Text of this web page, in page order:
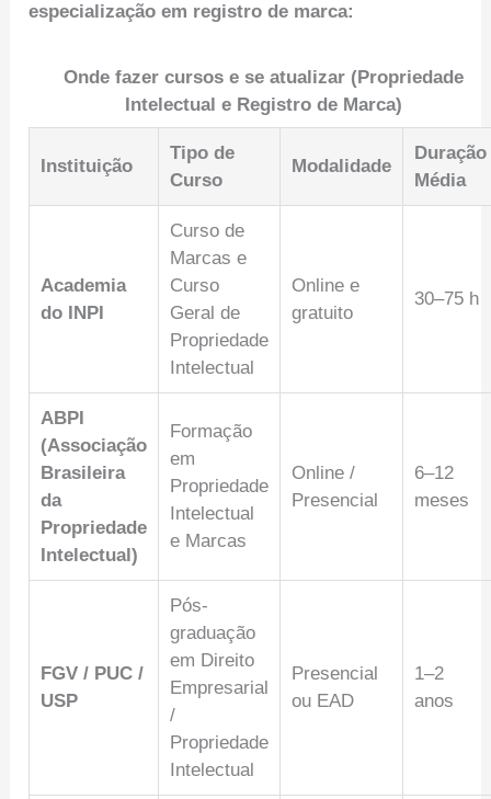
especialização em registro de marca:
Onde fazer cursos e se atualizar (Propriedade
Intelectual e Registro de Marca)
Instituição
Tipo de
Curso
Modalidade
Duração
Média
Academia
do INPI
Curso de
Marcas e
Curso
Geral de
Propriedade
Intelectual
Online e
gratuito
30–75 h
ABPI
(Associação
Brasileira
da
Propriedade
Intelectual)
Formação
em
Propriedade
Intelectual
e Marcas
Online /
Presencial
6–12
meses
FGV / PUC /
USP
Pós-
graduação
em Direito
Empresarial
/
Propriedade
Intelectual
Presencial
ou EAD
1–2
anos